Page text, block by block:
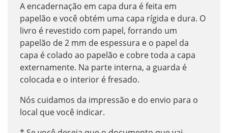
A encadernação em capa dura é feita em
papelão e você obtém uma capa rígida e dura. O
livro é revestido com papel, forrando um
papelão de 2 mm de espessura e o papel da
capa é colado ao papelão e cobre toda a capa
externamente. Na parte interna, a guarda é
colocada e o interior é fresado.
Nós cuidamos da impressão e do envio para o
local que você indicar.